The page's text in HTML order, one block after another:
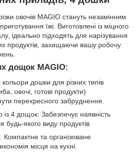
овочів MAGIO стануть незамінним
їжі. Виготовлені із міцного
ідеально підходять для нарізування
продуктів, захищаючи вашу робочу
дощок MAGIO:
кольори дошки для різних типів
овочі, готові продукти)
перехресного забруднення.
із 4 дощок: Забезпечує наявність
будь-якого виду продуктів.
Компактне та організоване
місця на кухні.